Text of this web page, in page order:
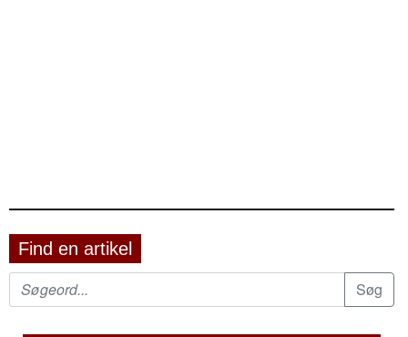
Find en artikel